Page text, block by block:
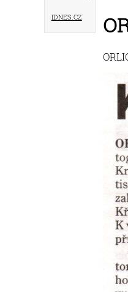
iDNES.cz